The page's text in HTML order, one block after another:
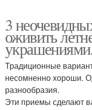
3
оживить
Традиционные
несомненно хороши.
разнообразия.
Эти приемы сделают